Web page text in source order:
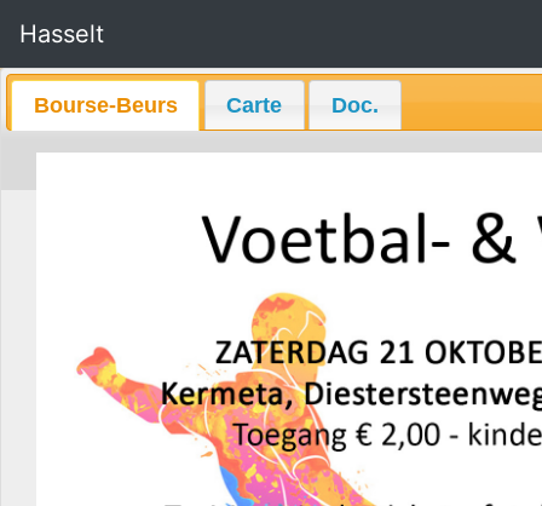
Hasselt
Bourse-Beurs Carte Doc.